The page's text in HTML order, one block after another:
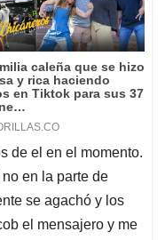
de el en el momento.
en la parte de
se agachó y los
el mensajero y me